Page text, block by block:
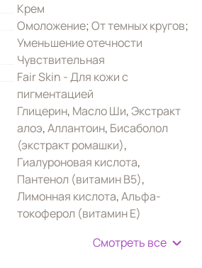
Крем
Омоложение;От темных кругов;
Уменьшение отечности
Чувствительная
Fair Skin - Для кожи с
пигментацией
Глицерин, Масло Ши,Экстракт
алоэ,Аллантоин, Бисаболол
(экстракт ромашки),
Гиалуроновая кислота,
Пантенол (витамин B5),
Лимонная кислота,Альфа-
токоферол (витамин Е)
Смотреть все